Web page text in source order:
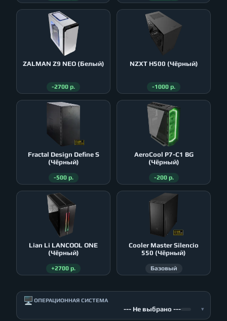
ZALMAN Z9 NEO (Белый)
-2700 р.
NZXT H500 (Чёрный)
-1000 р.
Fractal Design Define S
(Чёрный)
-500 р.
AeroСool P7-C1 BG
(Чёрный)
-200 р.
Lian Li LANCOOL ONE
(Чёрный)
+2700 р.
Cooler Master Silencio
550 (Чёрный)
Базовый
🖥️ ОПЕРАЦИОННАЯ СИСТЕМА
--- Не выбрано --- ▾